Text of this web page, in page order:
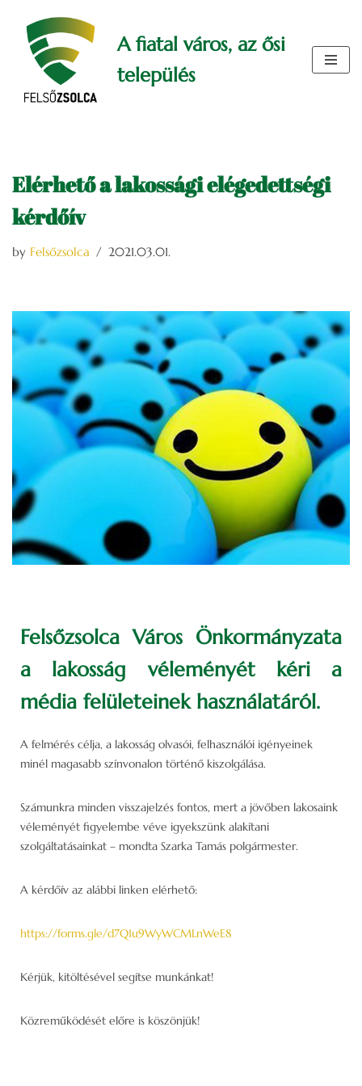
Skip
content
A fiatal város, az ősi
település
Elérhető a lakossági elégedettségi
kérdőív
by Felsőzsolca 2021.03.01.
Felsőzsolca Város Önkormányzata
a lakosság véleményét kéri a
média felületeinek használatáról.
A felmérés célja, a lakosság olvasói, felhasználói igényeinek
minél magasabb színvonalon történő kiszolgálása.
Számunkra minden visszajelzés fontos, mert a jövőben lakosaink
véleményét figyelembe véve igyekszünk alakítani
szolgáltatásainkat – mondta Szarka Tamás polgármester.
A kérdőív az alábbi linken elérhető:
https://forms.gle/d7Q1u9WyWCMLnWeE8
Kérjük, kitöltésével segítse munkánkat!
Közreműködését előre is köszönjük!